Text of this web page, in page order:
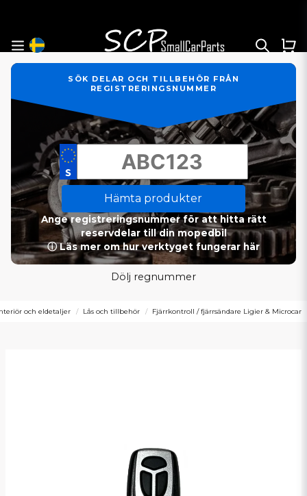
SÖK DELAR OCH TILLBEHÖR FRÅN
REGISTRERINGSNUMMER
Hämta produkter
Ange registreringsnummer för att hitta rätt
reservdelar till din mopedbil
ⓘ Läs mer om hur verktyget fungerar här
Dölj regnummer
och eldetaljer Lås och tillbehör Fjärrkontroll / fjärrsändare Ligier & Microcar